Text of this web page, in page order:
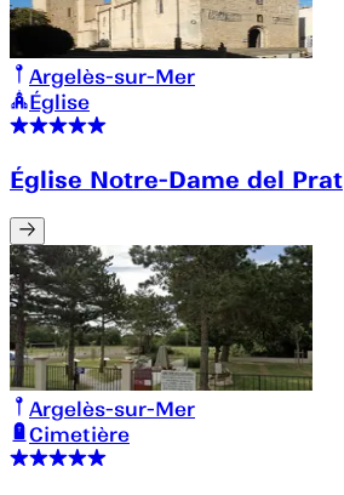
Argelès-sur-Mer
Église
Église Notre-Dame del Prat
Argelès-sur-Mer
Cimetière